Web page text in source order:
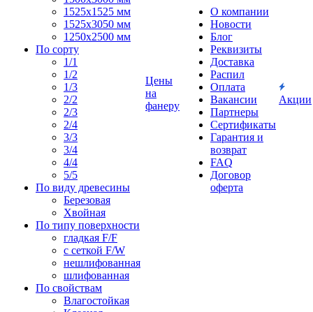
1525x1525 мм
1525х3050 мм
1250х2500 мм
По сорту
1/1
1/2
1/3
2/2
2/3
2/4
3/3
3/4
4/4
5/5
По виду древесины
Березовая
Хвойная
По типу поверхности
гладкая F/F
с сеткой F/W
нешлифованная
шлифованная
По свойствам
Влагостойкая
Цены
на
фанеру
О компании
Новости
Блог
Реквизиты
Доставка
Распил
Оплата
Вакансии
Партнеры
Сертификаты
Гарантия и
возврат
FAQ
Договор
оферта
Акции